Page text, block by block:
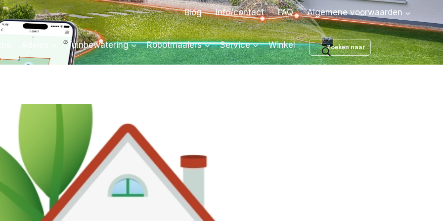
Blog Info/contact FAQ Algemene voorwaarden
Tuinbewatering Robotmaaiers Service Winkel
Producten
zoeken